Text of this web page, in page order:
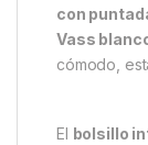
con
Vass
cómodo,
El bolsillo